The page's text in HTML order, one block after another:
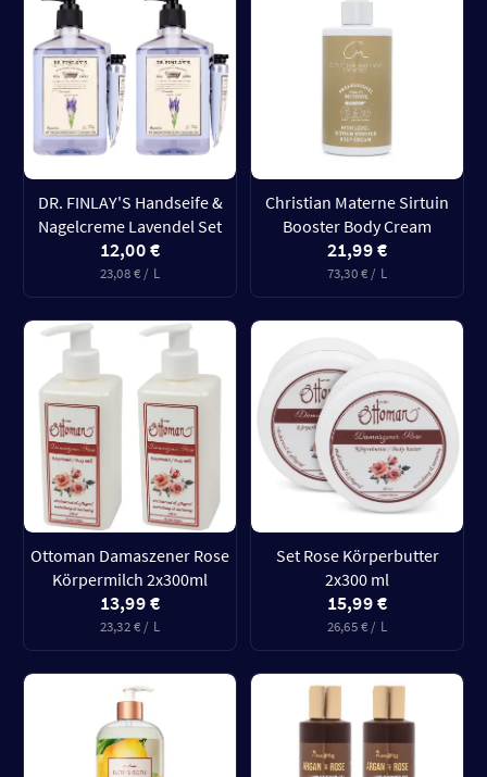
DR. FINLAY'S Handseife &
Nagelcreme Lavendel Set
12,00 €
23,08 € / L
Christian Materne Sirtuin
Booster Body Cream
21,99 €
73,30 € / L
Ottoman Damaszener Rose
Körpermilch 2x300ml
13,99 €
23,32 € / L
Set Rose Körperbutter
2x300 ml
15,99 €
26,65 € / L